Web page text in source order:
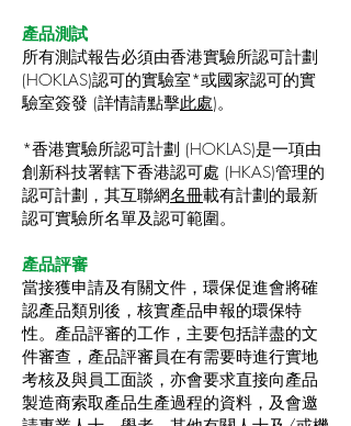
產品測試​
所有測試報告必須由香港實驗所認可計劃
(HOKLAS)認可的實驗室*或國家認可的實
驗室簽發 (詳情請點擊此處)。
*香港實驗所認可計劃 (HOKLAS)是一項由
創新科技署轄下香港認可處 (HKAS)管理的
認可計劃，其互聯網名冊載有計劃的最新
認可實驗所名單及認可範圍。
產品評審​
當接獲申請及有關文件，環保促進會將確
認產品類別後，核實產品申報的環保特
性。產品評審的工作，主要包括詳盡的文
件審查，產品評審員在有需要時進行實地
考核及與員工面談，亦會要求直接向產品
製造商索取產品生產過程的資料，及會邀